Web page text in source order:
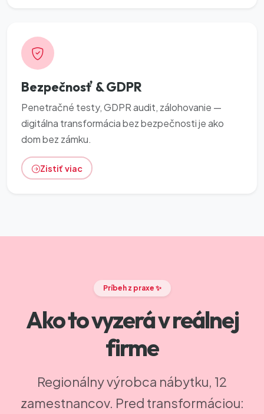
Bezpečnosť & GDPR
Penetračné testy, GDPR audit, zálohovanie —
digitálna transformácia bez bezpečnosti je ako
dom bez zámku.
Zistiť viac
Príbeh z praxe ✨
Ako to vyzerá v reálnej
firme
Regionálny výrobca nábytku, 12
zamestnancov. Pred transformáciou: